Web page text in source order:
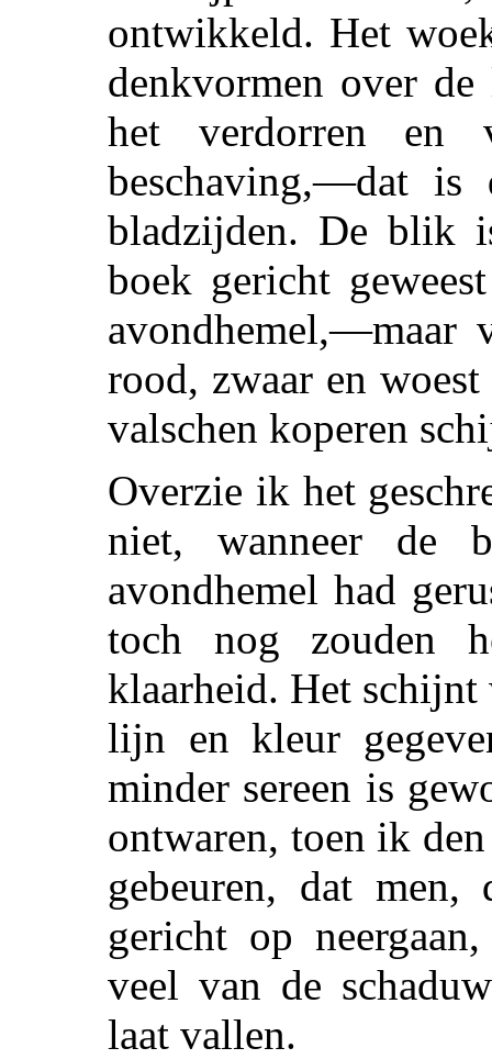
ontwikkeld. Het
denkvormen over de
het verdorren en
beschaving,—dat is
bladzijden. De blik
boek gericht
avondhemel,—maar
rood, zwaar en
valschen koperen
Overzie ik het
niet, wanneer de
avondhemel had
toch nog zouden
klaarheid. Het
lijn en kleur
minder sereen is
ontwaren, toen ik
gebeuren, dat men,
gericht op
veel van de
laat vallen.